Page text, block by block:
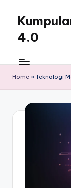
content4.0
Home » Teknologi